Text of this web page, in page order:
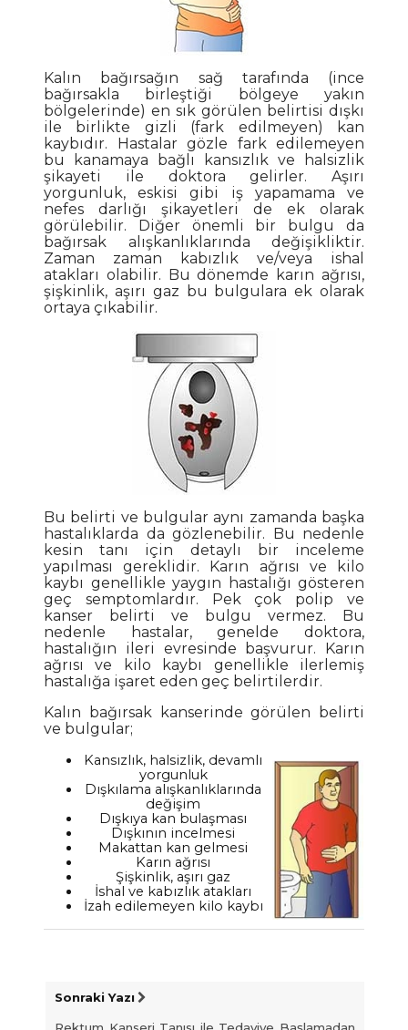
Kalın bağırsağın sağ tarafında (ince
bağırsakla birleştiği bölgeye yakın
bölgelerinde) en sık görülen belirtisi dışkı
ile birlikte gizli (fark edilmeyen) kan
kaybıdır. Hastalar gözle fark edilemeyen
bu kanamaya bağlı kansızlık ve halsizlik
şikayeti ile doktora gelirler. Aşırı
yorgunluk, eskisi gibi iş yapamama ve
nefes darlığı şikayetleri de ek olarak
görülebilir. Diğer önemli bir bulgu da
bağırsak alışkanlıklarında değişikliktir.
Zaman zaman kabızlık ve/veya ishal
atakları olabilir. Bu dönemde karın ağrısı,
şişkinlik, aşırı gaz bu bulgulara ek olarak
ortaya çıkabilir.
Bu belirti ve bulgular aynı zamanda başka
hastalıklarda da gözlenebilir. Bu nedenle
kesin tanı için detaylı bir inceleme
yapılması gereklidir. Karın ağrısı ve kilo
kaybı genellikle yaygın hastalığı gösteren
geç semptomlardır. Pek çok polip ve
kanser belirti ve bulgu vermez. Bu
nedenle hastalar, genelde doktora,
hastalığın ileri evresinde başvurur. Karın
ağrısı ve kilo kaybı genellikle ilerlemiş
hastalığa işaret eden geç belirtilerdir.
Kalın bağırsak kanserinde görülen belirti
ve bulgular;
Kansızlık, halsizlik, devamlı
yorgunluk
Dışkılama alışkanlıklarında
değişim
Dışkıya kan bulaşması
Dışkının incelmesi
Makattan kan gelmesi
Karın ağrısı
Şişkinlik, aşırı gaz
İshal ve kabızlık atakları
İzah edilemeyen kilo kaybı
Sonraki Yazı